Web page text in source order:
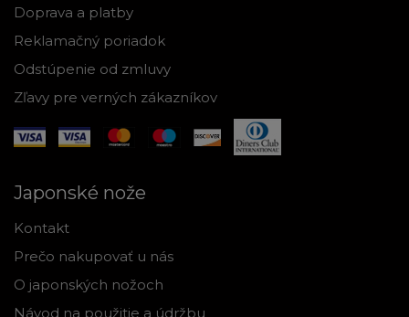
Doprava a platby
Reklamačný poriadok
Odstúpenie od zmluvy
Zľavy pre verných zákazníkov
Japonské nože
Kontakt
Prečo nakupovať u nás
O japonských nožoch
Návod na použitie a údržbu